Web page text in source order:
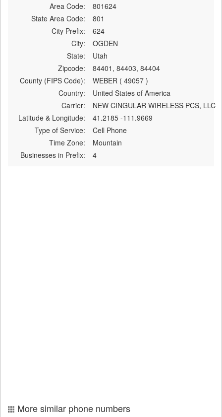
Area Code:
801624
State Area Code:
801
City Prefix:
624
City:
OGDEN
State:
Utah
Zipcode:
84401, 84403, 84404
County (FIPS Code):
WEBER ( 49057 )
Country:
United States of America
Carrier:
NEW CINGULAR WIRELESS PCS, LLC
Latitude & Longitude:
41.2185 -111.9669
Type of Service:
Cell Phone
Time Zone:
Mountain
Businesses in Prefix:
4
More similar phone numbers